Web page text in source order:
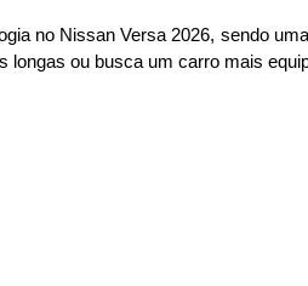
no Nissan Versa 2026, sendo
ou busca um carro mais